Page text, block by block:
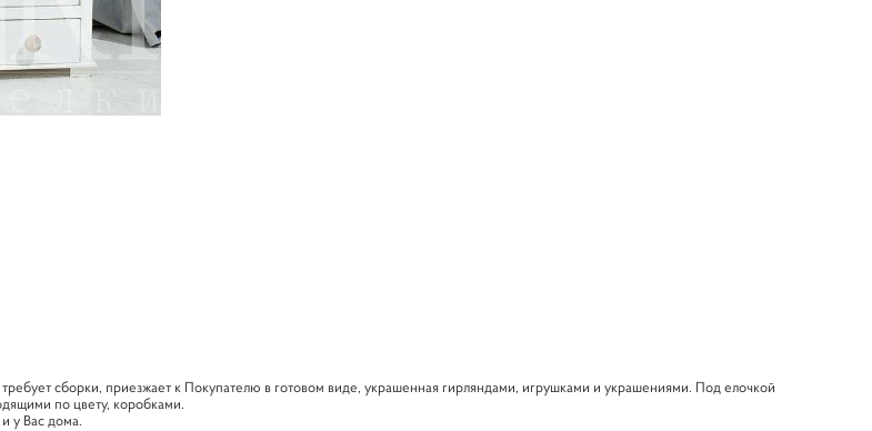
сборки, приезжает к Покупателю в готовом виде, украшенная гирляндами, игрушками и украшениями. Под елочкой
по цвету, коробками.
у Вас дома.